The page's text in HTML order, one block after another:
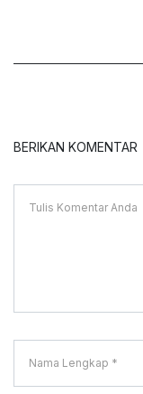
BERIKAN KOMENTAR